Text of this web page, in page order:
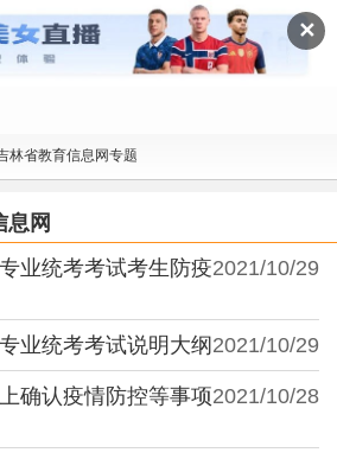
✕
林省教育信息网
林省教育信息网专题
息网
2021/10/29
业统考考试考生防疫
2021/10/29
业统考考试说明大纲
2021/10/28
确认疫情防控等事项